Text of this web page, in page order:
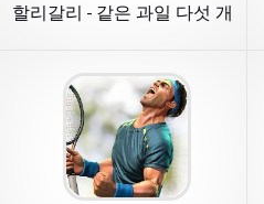
할리갈리 - 같은 과일 다섯 개